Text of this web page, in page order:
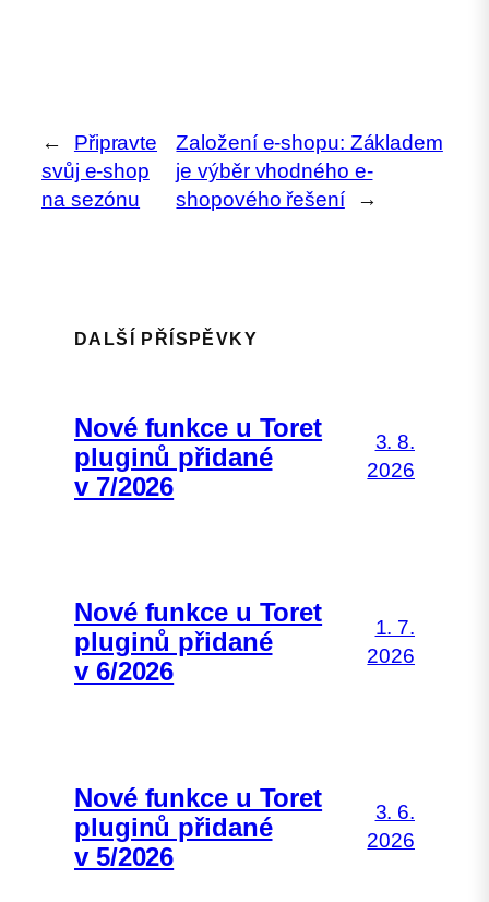
←
Připravte
svůj e-shop
na sezónu
Založení e-shopu: Základem
je výběr vhodného e-
shopového řešení
→
DALŠÍ PŘÍSPĚVKY
Nové funkce u Toret
pluginů přidané
v 7/2026
3. 8.
2026
Nové funkce u Toret
pluginů přidané
v 6/2026
1. 7.
2026
Nové funkce u Toret
pluginů přidané
v 5/2026
3. 6.
2026